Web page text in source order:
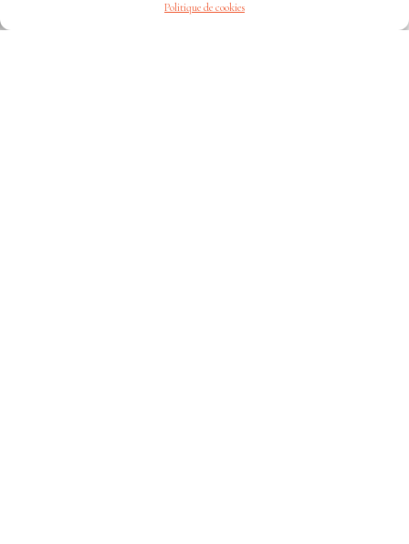
Politique de cookies